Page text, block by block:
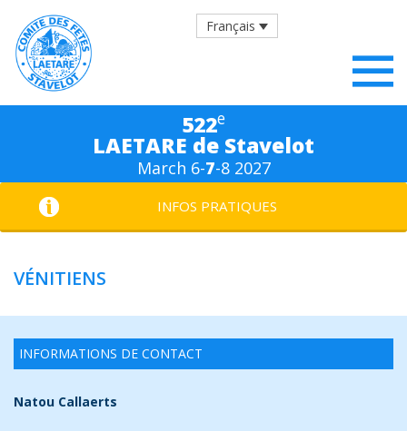
Français
522e
LAETARE de Stavelot
March 6-7-8 2027
INFOS PRATIQUES
VÉNITIENS
INFORMATIONS DE CONTACT
Natou Callaerts